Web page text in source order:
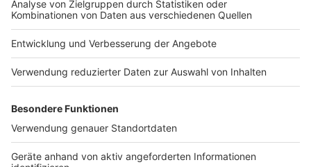
Widerstand aus Mecklenburg-Vorpommern
Anzeige
Mecklenburg-Vorpommerns Ministerpräsidentin
erneut gegen eine bundeseinheitliche Regelung für
Familienfeiern aus. "Das werde ich auf keinen Fall
mitmachen", sagte sie am Donnerstagmorgen im
Deutschlandfunk. Die Infektionslage vor Ort sei